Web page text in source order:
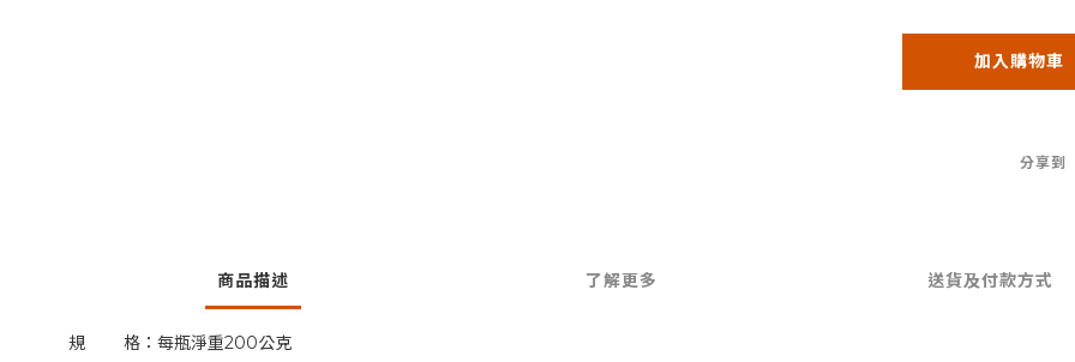
加入購物車
分享到
商品描述 了解更多 送貨及付款方式
規 格：每瓶淨重200公克